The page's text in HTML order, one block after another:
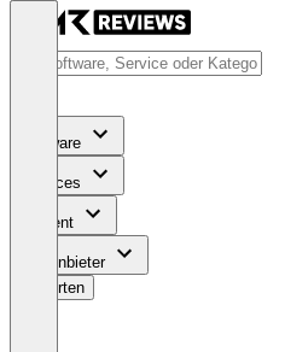
Software
Services
Content
Für Anbieter
Bewerten